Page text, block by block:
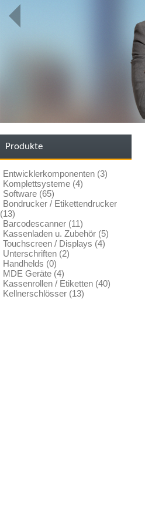
Produkte
Entwicklerkomponenten (3)
Komplettsysteme (4)
Software (65)
Bondrucker / Etikettendrucker
(13)
Barcodescanner (11)
Kassenladen u. Zubehör (5)
Touchscreen / Displays (4)
Unterschriften (2)
Handhelds (0)
MDE Geräte (4)
Kassenrollen / Etiketten (40)
Kellnerschlösser (13)